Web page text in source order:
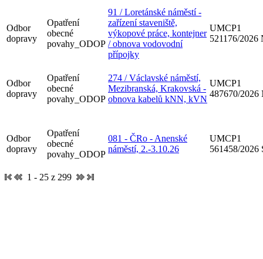
Odbor
dopravy
Opatření
obecné
povahy_ODOP
91 / Loretánské náměstí -
zařízení staveniště,
výkopové práce, kontejner
/ obnova vodovodní
přípojky
UMCP1
521176/2026
Odbor
dopravy
Opatření
obecné
povahy_ODOP
274 / Václavské náměstí,
Mezibranská, Krakovská -
obnova kabelů kNN, kVN
UMCP1
487670/2026
Odbor
dopravy
Opatření
obecné
povahy_ODOP
081 - ČRo - Anenské
náměstí, 2.-3.10.26
UMCP1
561458/2026
1 - 25 z 299